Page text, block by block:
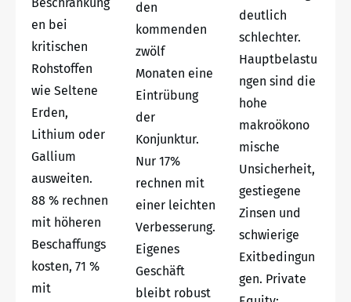
en bei
kritischen
Rohstoffen
wie Seltene
Erden,
Lithium oder
Gallium
ausweiten.
88 % rechnen
mit höheren
Beschaffungs
kosten, 71 %
mit
den
kommenden
zwölf
Monaten eine
Eintrübung
der
Konjunktur.
Nur 17%
rechnen mit
einer leichten
Verbesserung.
Eigenes
Geschäft
bleibt robust
deutlich
schlechter.
Hauptbelastu
ngen sind die
hohe
makroökono
mische
Unsicherheit,
gestiegene
Zinsen und
schwierige
Exitbedingun
gen. Private